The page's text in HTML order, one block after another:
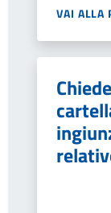
VAI ALLA